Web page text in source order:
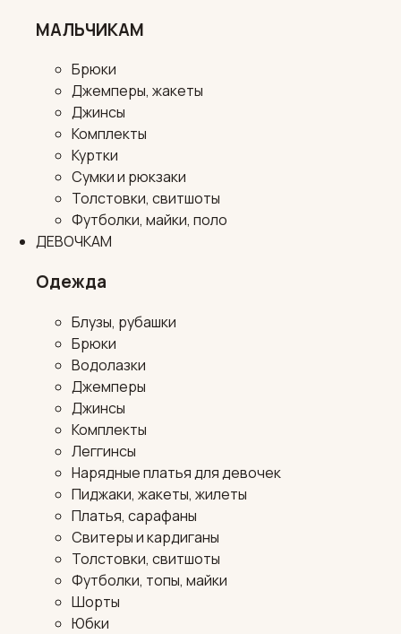
МАЛЬЧИКАМ
Брюки
Джемперы, жакеты
Джинсы
Комплекты
Куртки
Сумки и рюкзаки
Толстовки, свитшоты
Футболки, майки, поло
ДЕВОЧКАМ
Одежда
Блузы, рубашки
Брюки
Водолазки
Джемперы
Джинсы
Комплекты
Леггинсы
Нарядные платья для девочек
Пиджаки, жакеты, жилеты
Платья, сарафаны
Свитеры и кардиганы
Толстовки, свитшоты
Футболки, топы, майки
Шорты
Юбки